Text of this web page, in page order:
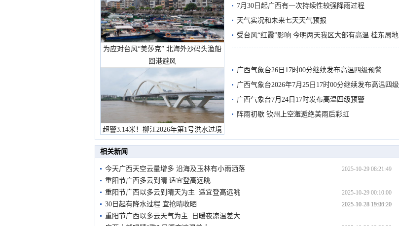
为应对台风“美莎克” 北海外沙码头渔船
回港避风
超警3.14米！柳江2026年第1号洪水过境
市民在堤岸见证汛况
7月30日起广西有一次持续性较强降雨过程
天气实况和未来七天天气预报
受台风“红霞”影响 今明两天我区大部有高温 桂东局地
有较强降雨
广西气象台26日17时00分继续发布高温四级预警
广西气象台2026年7月25日17时00分继续发布高温四级
预警
广西气象台7月24日17时发布高温四级预警
阵雨初歇 钦州上空邂逅绝美雨后彩虹
相关新闻
今天广西天空云量增多 沿海及玉林有小雨洒落 2025-10-29 08:21:49
重阳节广西多云到晴 适宜登高远眺
2025-10-29 00:10:00
重阳节广西以多云到晴天为主 适宜登高远眺
2025-10-28 19:00:20
30日起有降水过程 宜抢晴收晒 2025-10-28 15:25:20
重阳节广西以多云天气为主 日暖夜凉温差大